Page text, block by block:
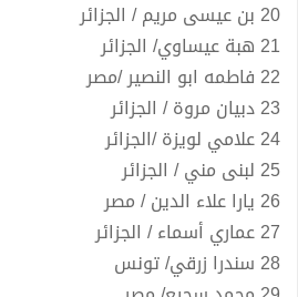
20 بن عيسى مريم / الجزائر
21 هبة عيساوي/ الجزائر
22 فاطمه ابو النصير /مصر
23 دبيان مروة / الجزائر
24 علامي لويزة /الجزائر
25 لبنى مني / الجزائر
26 يارا علاء الدين / مصر
27 عماري أسماء / الجزائر
28 سندرا زرقي/ تونس